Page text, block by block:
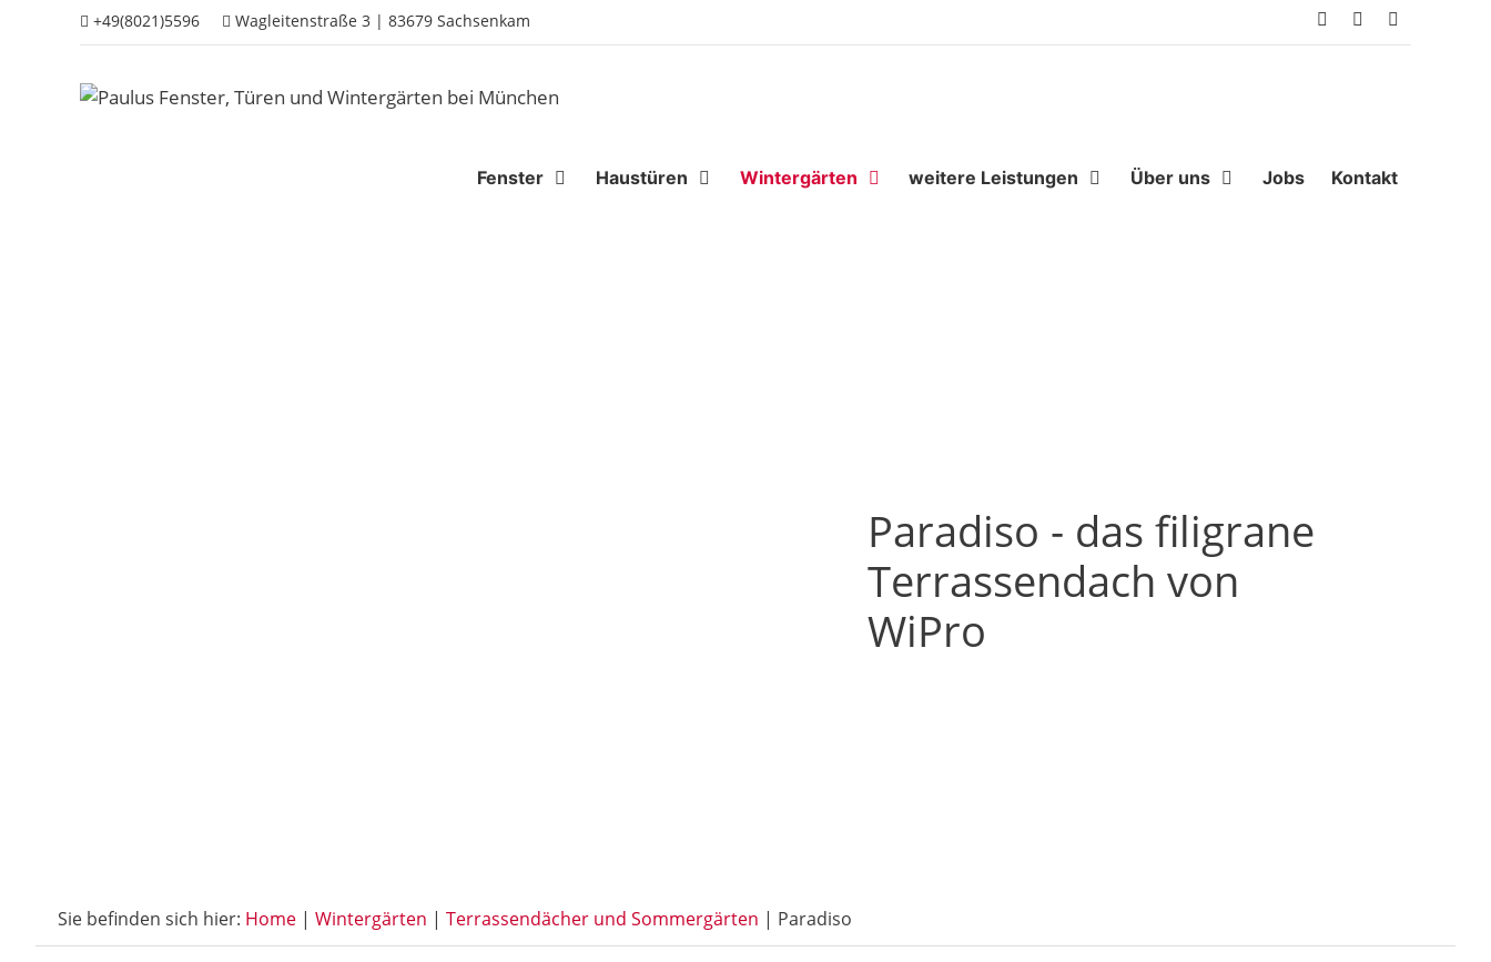
+49(8021)5596 Wagleitenstraße 3 | 83679 Sachsenkam
WhatsApp
FacebookInstagram
Fenster Haustüren Wintergärten weitere Leistungen Über uns Jobs Kontakt
Paradiso - das filigrane
Terrassendach von
WiPro
Sie befinden sich hier: Home | Wintergärten | Terrassendächer und Sommergärten | Paradiso